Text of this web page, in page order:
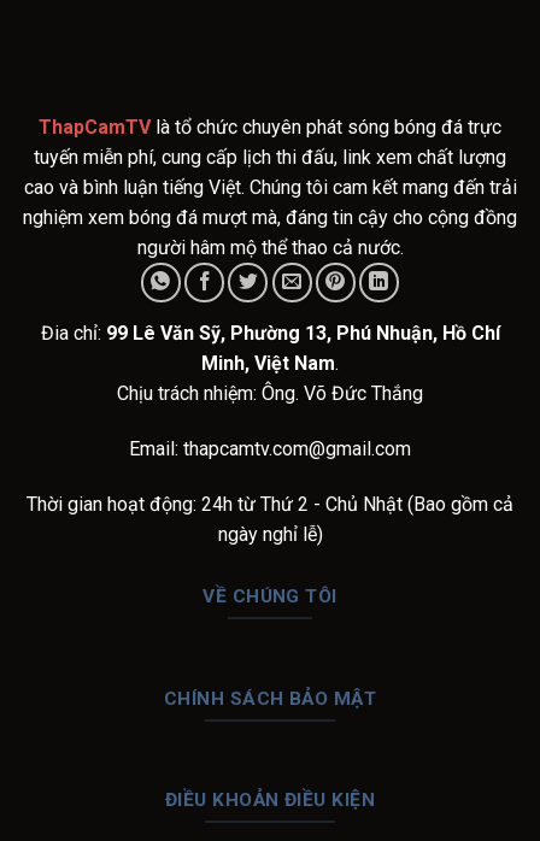
ThapCamTVlà tổ chức chuyên phát sóng bóng đá trực
tuyến miễn phí, cung cấp lịch thi đấu, link xem chất lượng
cao và bình luận tiếng Việt. Chúng tôi cam kết mang đến trải
nghiệm xem bóng đá mượt mà, đáng tin cậy cho cộng đồng
người hâm mộ thể thao cả nước.
Đia chỉ: 99 Lê Văn Sỹ, Phường 13, Phú Nhuận, Hồ Chí
Minh, Việt Nam.
Chịu trách nhiệm: Ông. Võ Đức Thắng
Email: thapcamtv.com@gmail.com
Thời gian hoạt động: 24h từ Thứ 2 - Chủ Nhật (Bao gồm cả
ngày nghỉ lễ)
VỀ CHÚNG TÔI
CHÍNH SÁCH BẢO MẬT
ĐIỀU KHOẢN ĐIỀU KIỆN